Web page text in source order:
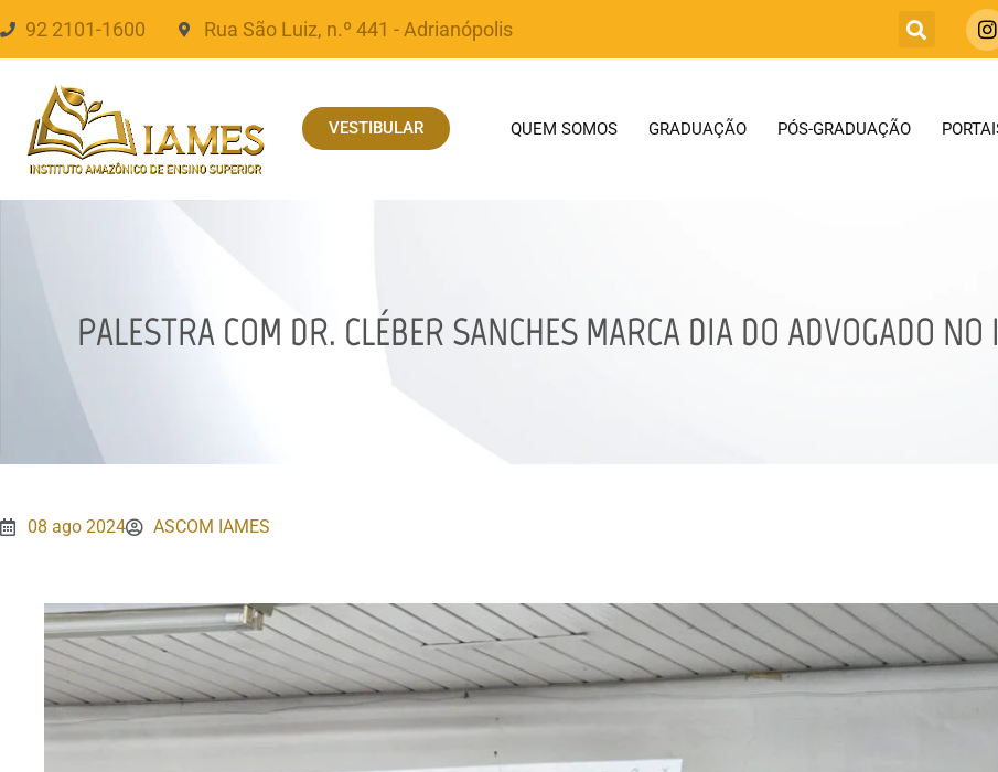
92 2101-1600 Rua São Luiz, n.º 441 - Adrianópolis
VESTIBULAR QUEM SOMOS GRADUAÇÃO PÓS-GRADUAÇÃO
PALESTRA COM DR. CLÉBER SANCHES MARCA DIA DO ADVOGADO NO
08 ago 2024 ASCOM IAMES